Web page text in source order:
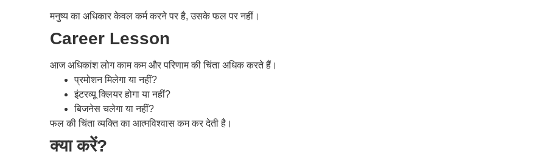
मनुष्य का अधिकार केवल कर्म करने पर है, उसके फल पर नहीं।
Career Lesson
आज अधिकांश लोग काम कम और परिणाम की चिंता अधिक करते हैं।
प्रमोशन मिलेगा या नहीं?
इंटरव्यू क्लियर होगा या नहीं?
बिजनेस चलेगा या नहीं?
फल की चिंता व्यक्ति का आत्मविश्वास कम कर देती है।
क्या करें?